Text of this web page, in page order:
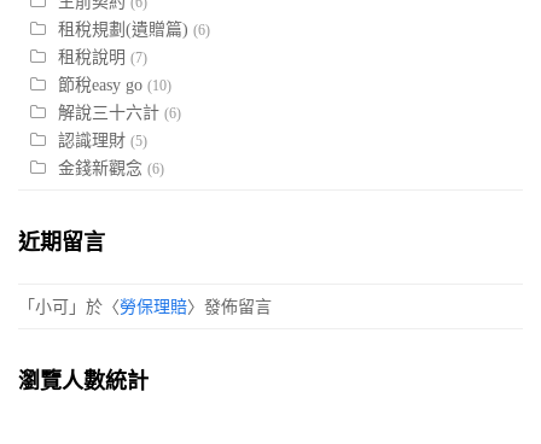
租稅規劃(遺贈篇) (6)
租稅說明 (7)
節稅easy go (10)
解說三十六計 (6)
認識理財 (5)
金錢新觀念 (6)
近期留言
「 小可 」於〈勞保理賠〉發佈留言
瀏覽人數統計